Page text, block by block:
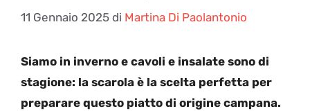
11 Gennaio 2025 di Martina Di Paolantonio
Siamo in inverno e cavoli e insalate sono di
stagione: la scarola è la scelta perfetta per
preparare questo piatto di origine campana.